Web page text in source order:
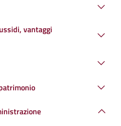
vantaggi